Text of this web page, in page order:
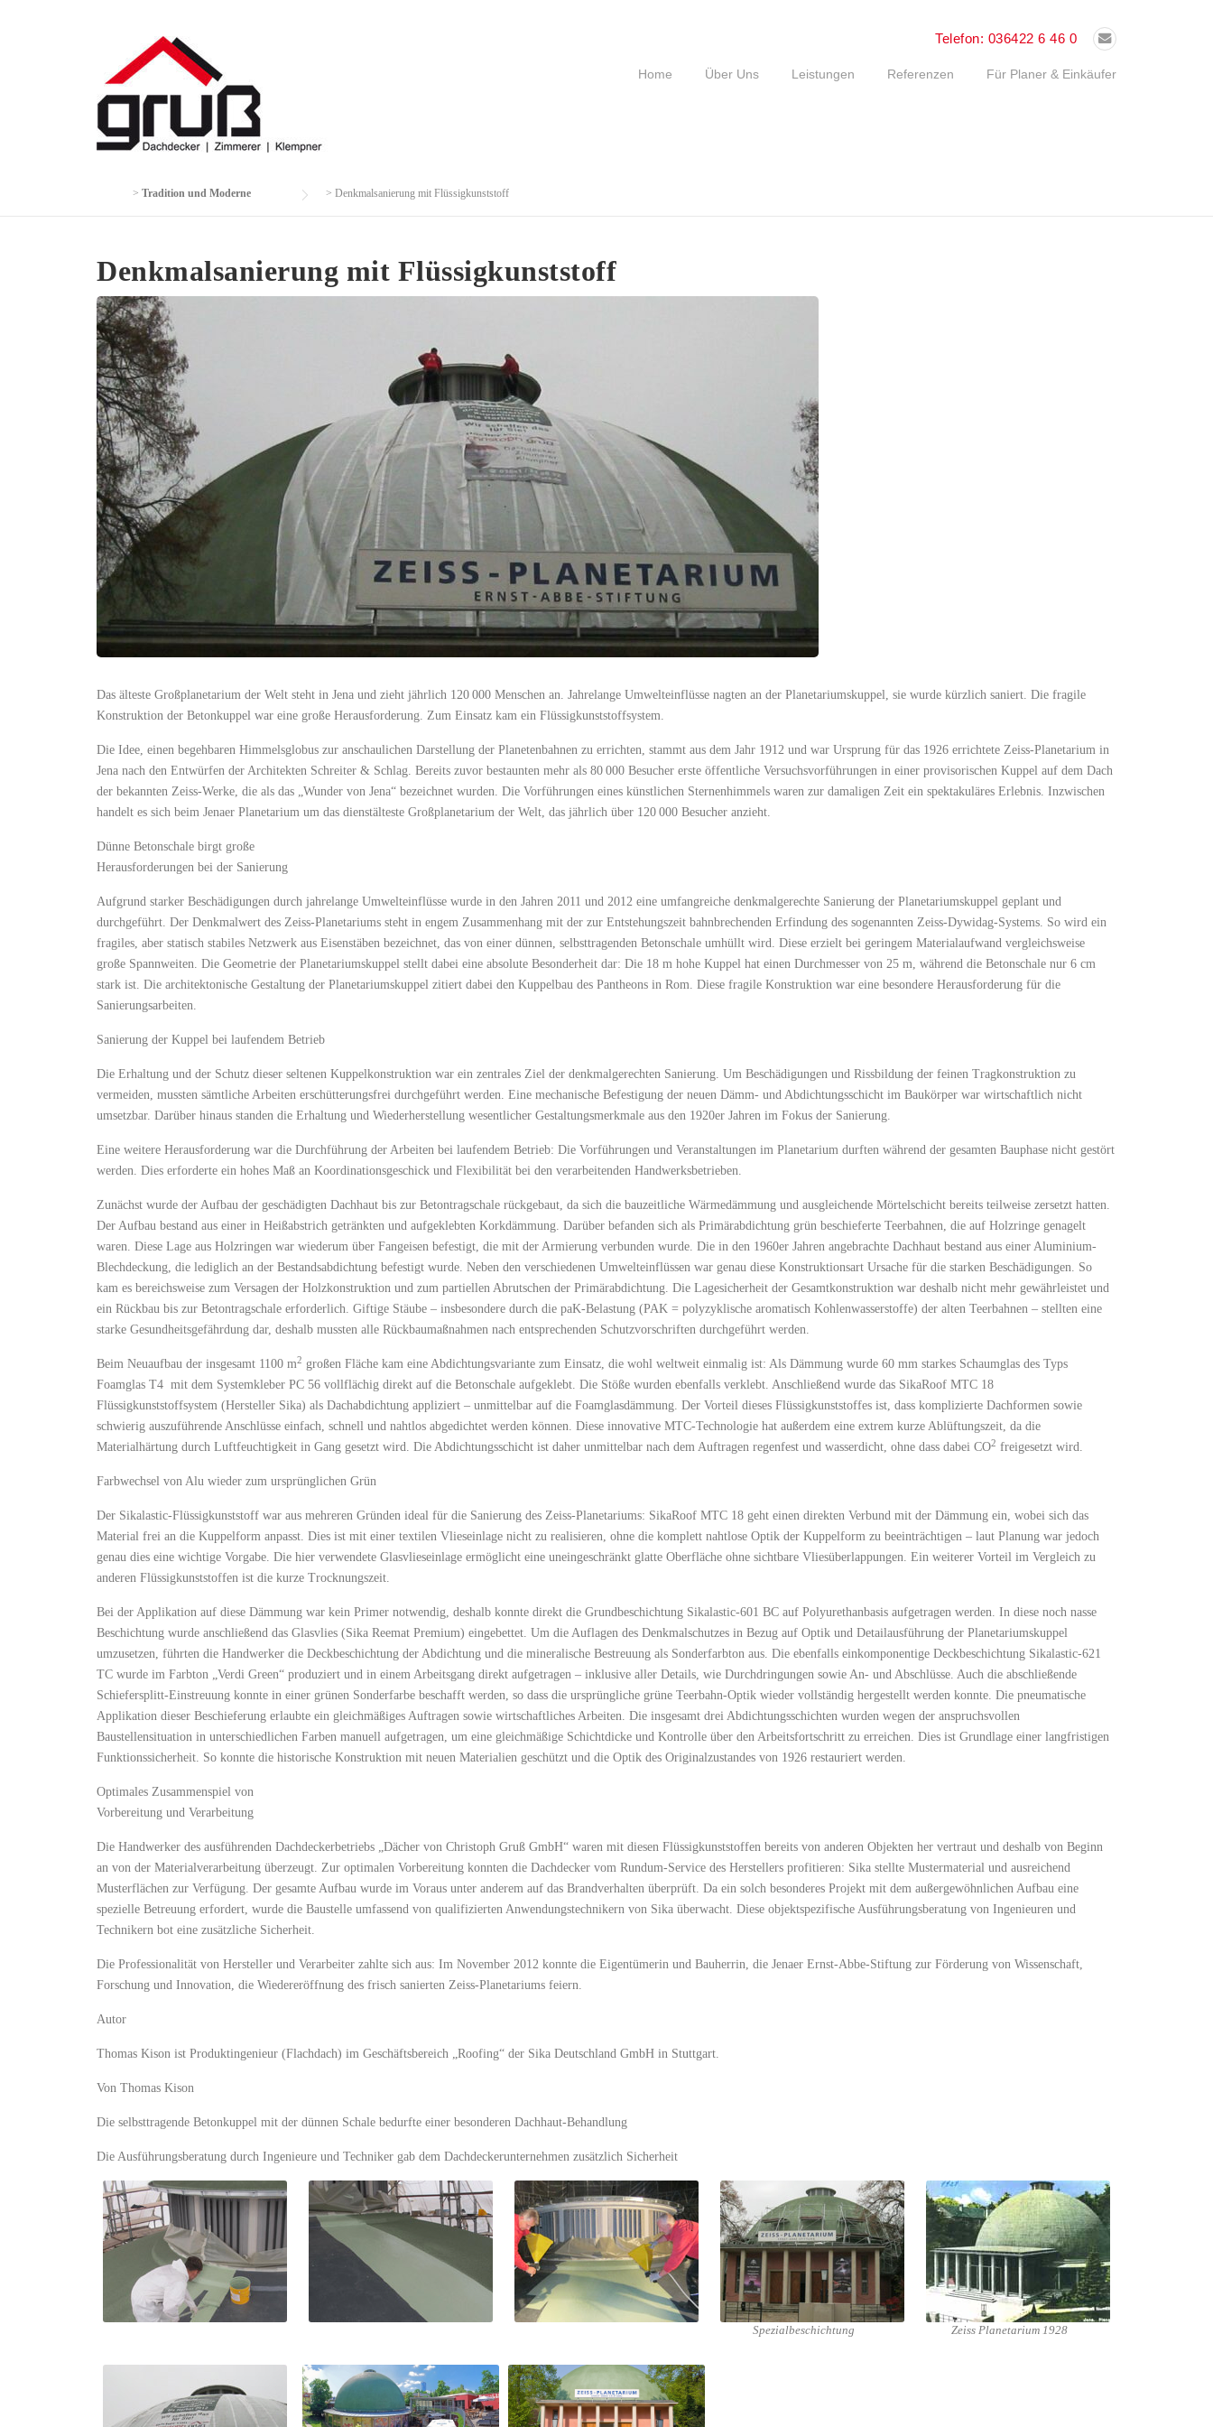
Telefon: 036422 6 46 0
Home Über Uns Leistungen Referenzen Für Planer & Einkäufer
> Tradition und Moderne > Denkmalsanierung mit Flüssigkunststoff
Denkmalsanierung mit Flüssigkunststoff
Das älteste Großplanetarium der Welt steht in Jena und zieht jährlich 120 000 Menschen an. Jahrelange ­Umwelteinflüsse nagten an der Planetariumskuppel, sie wurde kürzlich saniert. Die fragile
Konstruktion der Betonkuppel war eine große Herausforderung. Zum Einsatz kam ein Flüssigkunststoffsystem.
Die Idee, einen begehbaren Himmelsglobus zur anschaulichen Darstellung der Planetenbahnen zu errichten, stammt aus dem Jahr 1912 und war Ursprung für das 1926 errichtete Zeiss-Planetarium in
Jena nach den Entwürfen der Architekten Schreiter & Schlag. Bereits zuvor bestaunten mehr als 80 000 Besucher erste öffentliche Versuchsvorführungen in einer provisorischen Kuppel auf dem Dach
der bekannten Zeiss-Werke, die als das „Wunder von Jena“ bezeichnet wurden. Die Vorführungen eines künstlichen Sternenhimmels waren zur damaligen Zeit ein spektakuläres Erlebnis. Inzwischen
handelt es sich beim Jenaer Planetarium um das dienstälteste Großplanetarium der Welt, das jährlich über 120 000 Besucher anzieht.
Dünne Betonschale birgt große
Herausforderungen bei der Sanierung
Aufgrund starker Beschädigungen durch jahrelange Umwelteinflüsse wurde in den Jahren 2011 und 2012 eine umfangreiche denkmalgerechte Sanierung der Planetariumskuppel geplant und
durchgeführt. Der Denkmalwert des Zeiss-Planetariums steht in engem Zusammenhang mit der zur Entstehungszeit bahnbrechenden Erfindung des sogenannten Zeiss-Dywidag-Systems. So wird ein
fragiles, aber statisch stabiles Netzwerk aus Eisenstäben bezeichnet, das von einer dünnen, selbsttragenden Betonschale umhüllt wird. Diese erzielt bei geringem Materialaufwand vergleichsweise
große Spannweiten. Die Geometrie der Planetariumskuppel stellt dabei eine absolute Besonderheit dar: Die 18 m hohe Kuppel hat einen Durchmesser von 25 m, während die Betonschale nur 6 cm
stark ist. Die architektonische Gestaltung der Planetariumskuppel zitiert dabei den Kuppelbau des Pantheons in Rom. Diese fragile Konstruktion war eine besondere Herausforderung für die
Sanierungsarbeiten.
Sanierung der Kuppel bei laufendem Betrieb
Die Erhaltung und der Schutz dieser seltenen Kuppelkonstruktion war ein zentrales Ziel der denkmalgerechten Sanierung. Um Beschädigungen und Rissbildung der feinen Tragkonstruktion zu
vermeiden, mussten sämtliche Arbeiten erschütterungsfrei durchgeführt werden. Eine mechanische Befestigung der neuen Dämm- und Abdichtungsschicht im Baukörper war wirtschaftlich nicht
umsetzbar. Darüber hinaus standen die Erhaltung und Wiederherstellung wesentlicher Gestaltungsmerkmale aus den 1920er Jahren im Fokus der Sanierung.
Eine weitere Herausforderung war die Durchführung der Arbeiten bei laufendem Betrieb: Die Vorführungen und Veranstaltungen im Planetarium durften während der gesamten Bauphase nicht gestört
werden. Dies erforderte ein hohes Maß an Koordinationsgeschick und Flexibilität bei den verarbeitenden Handwerksbetrieben.
Zunächst wurde der Aufbau der geschädigten Dachhaut bis zur Betontragschale rückgebaut, da sich die bauzeitliche Wärmedämmung und ausgleichende Mörtelschicht bereits teilweise zersetzt hatten.
Der Aufbau bestand aus einer in Heißabstrich getränkten und aufgeklebten Korkdämmung. Darüber befanden sich als Primärabdichtung grün beschieferte Teerbahnen, die auf Holzringe genagelt
waren. Diese Lage aus Holzringen war wiederum über Fangeisen befestigt, die mit der Armierung verbunden wurde. Die in den 1960er Jahren angebrachte Dachhaut bestand aus einer Aluminium-
Blechdeckung, die lediglich an der Bestandsabdichtung befestigt wurde. Neben den verschiedenen Umwelteinflüssen war genau diese Konstruktionsart Ursache für die starken Beschädigungen. So
kam es bereichsweise zum Versagen der Holzkonstruktion und zum partiellen Abrutschen der Primärabdichtung. Die Lagesicherheit der Gesamtkonstruktion war deshalb nicht mehr gewährleistet und
ein Rückbau bis zur Betontragschale erforderlich. Giftige Stäube – insbesondere durch die paK-Belastung (PAK = polyzyklische aromatisch Kohlenwasserstoffe) der alten Teerbahnen – stellten eine
starke Gesundheitsgefährdung dar, deshalb mussten alle Rückbaumaßnahmen nach entsprechenden Schutzvorschriften durchgeführt werden.
Beim Neuaufbau der insgesamt 1100 m2 großen Fläche kam eine Abdichtungsvariante zum Einsatz, die wohl weltweit einmalig ist: Als Dämmung wurde 60 mm starkes Schaumglas des Typs
Foamglas T4 mit dem Systemkleber PC 56 vollflächig direkt auf die Betonschale aufgeklebt. Die Stöße wurden ebenfalls verklebt. Anschließend wurde das SikaRoof MTC 18
Flüssigkunststoffsystem (Hersteller Sika) als Dachabdichtung appliziert – unmittelbar auf die Foamglasdämmung. Der Vorteil dieses Flüssigkunststoffes ist, dass komplizierte Dachformen sowie
schwierig auszuführende Anschlüsse einfach, schnell und nahtlos abgedichtet werden können. Diese innovative MTC-Technologie hat außerdem eine extrem kurze Ablüftungszeit, da die
Materialhärtung durch Luftfeuchtigkeit in Gang gesetzt wird. Die Abdichtungsschicht ist daher unmittelbar nach dem Auftragen regenfest und wasserdicht, ohne dass dabei CO2 freigesetzt wird.
Farbwechsel von Alu wieder zum ursprünglichen Grün
Der Sikalastic-Flüssigkunststoff war aus mehreren Gründen ideal für die Sanierung des Zeiss-Planetariums: SikaRoof MTC 18 geht einen direkten Verbund mit der Dämmung ein, wobei sich das
Material frei an die Kuppelform anpasst. Dies ist mit einer textilen Vlieseinlage nicht zu realisieren, ohne die komplett nahtlose Optik der Kuppelform zu beeinträchtigen – laut Planung war jedoch
genau dies eine wichtige Vorgabe. Die hier verwendete Glasvlieseinlage ermöglicht eine uneingeschränkt glatte Oberfläche ohne sichtbare Vliesüberlappungen. Ein weiterer Vorteil im Vergleich zu
anderen Flüssigkunststoffen ist die kurze Trocknungszeit.
Bei der Applikation auf diese Dämmung war kein Primer notwendig, deshalb konnte direkt die Grundbeschichtung Sikalastic-601 BC auf Polyurethanbasis aufgetragen werden. In diese noch nasse
Beschichtung wurde anschließend das Glasvlies (Sika Reemat Premium) eingebettet. Um die Auflagen des Denkmalschutzes in Bezug auf Optik und Detailausführung der Planetariumskuppel
umzusetzen, führten die Handwerker die Deckbeschichtung der Abdichtung und die mineralische Bestreuung als Sonderfarbton aus. Die ebenfalls einkomponentige Deckbeschichtung Sikalastic-621
TC wurde im Farbton „Verdi Green“ produziert und in einem Arbeitsgang direkt aufgetragen – inklusive aller Details, wie Durchdringungen sowie An- und Abschlüsse. Auch die abschließende
Schiefersplitt-Einstreuung konnte in einer grünen Sonderfarbe beschafft werden, so dass die ursprüngliche grüne Teerbahn-Optik wieder vollständig hergestellt werden konnte. Die pneumatische
Applikation dieser Beschieferung erlaubte ein gleichmäßiges Auftragen sowie wirtschaftliches Arbeiten. Die insgesamt drei Abdichtungsschichten wurden wegen der anspruchsvollen
Baustellensituation in unterschiedlichen Farben manuell aufgetragen, um eine gleichmäßige Schichtdicke und Kontrolle über den Ar­­­­beitsfortschritt zu erreichen. Dies ist Grundlage einer langfristigen
Funktionssicherheit. So konnte die historische Konstruktion mit neuen Materialien geschützt und die Optik des Originalzustandes von 1926 restauriert werden.
Optimales Zusammenspiel von
Vorbereitung und Verarbeitung
Die Handwerker des ausführenden Dachdeckerbetriebs „Dächer von Christoph Gruß GmbH“ waren mit diesen Flüssigkunststoffen bereits von anderen Objekten her vertraut und deshalb von Beginn
an von der Materialverarbeitung überzeugt. Zur optimalen Vorbereitung konnten die Dachdecker vom Rundum-Service des Herstellers profitieren: Sika stellte Mustermaterial und ausreichend
Musterflächen zur Verfügung. Der gesamte Aufbau wurde im Voraus unter anderem auf das Brandverhalten überprüft. Da ein solch besonderes Projekt mit dem außergewöhnlichen Aufbau eine
spezielle Betreuung erfordert, wurde die Baustelle umfassend von qualifizierten Anwendungstechnikern von Sika überwacht. Diese objektspezifische Ausführungsberatung von Ingenieuren und
Technikern bot eine zusätzliche Sicherheit.
Die Professionalität von Hersteller und Verarbeiter zahlte sich aus: Im November 2012 konnte die Eigentümerin und Bauherrin, die Jenaer Ernst-Abbe-Stiftung zur Förderung von Wissenschaft,
Forschung und Innovation, die Wiedereröffnung des frisch sanierten Zeiss-Planetariums feiern.
Autor
Thomas Kison ist Produktingenieur (Flachdach) im Geschäftsbereich „Roofing“ der Sika Deutschland GmbH in Stuttgart.
Von Thomas Kison
Die selbsttragende Betonkuppel mit der dünnen Schale bedurfte einer besonderen Dachhaut-Behandlung
Die Ausführungsberatung durch Ingenieure und Techniker gab dem Dachdeckerunternehmen zusätzlich Sicherheit
Spezialbeschichtung Zeiss Planetarium 1928